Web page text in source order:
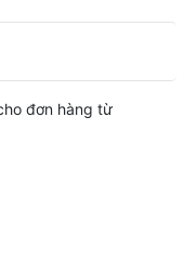
đơn hàng từ